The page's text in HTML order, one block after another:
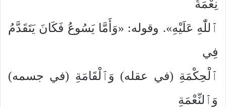
نِعْمَةُ
ٱللّٰهِ عَلَيْهِ». وقوله: «وَأَمَّا يَسُوعُ فَكَانَ يَتَقَدَّمُ
فِي
ٱلْحِكْمَةِ (في عقله) وَٱلْقَامَةِ (في جسمه)
وَٱلنِّعْمَةِ